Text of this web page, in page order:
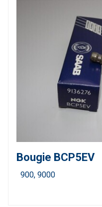
Bougie BCP5EV
900 9000